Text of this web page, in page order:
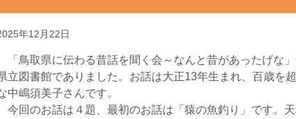
年12月22日
「鳥取県に伝わる昔話を聞く会～なんと昔があったげな
立図書館でありました。お話は大正13年生まれ、百歳を
中嶋須美子さんです。
今回のお話は４題、最初のお話は「猿の魚釣り」です。